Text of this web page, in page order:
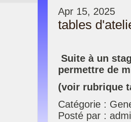
Apr 15, 2025
tables
Suite à un
permettre de
(voir rubrique
Catégorie :
Posté par :